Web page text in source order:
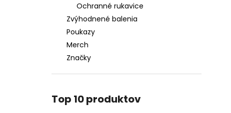
Ochranné rukavice
Zvýhodnené balenia
Poukazy
Merch
Značky
Top 10 produktov